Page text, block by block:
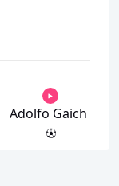
Adolfo Gaich